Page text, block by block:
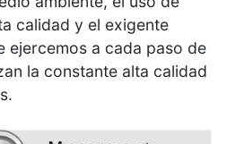
ejercemos a cada paso de
la constante alta calidad